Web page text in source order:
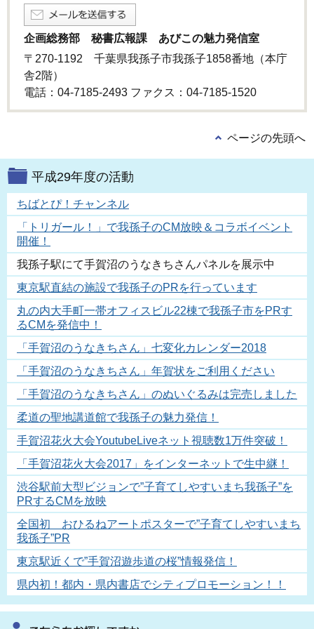
企画総務部 秘書広報課 あびこの魅力発信室
〒270-1192 千葉県我孫子市我孫子1858番地（本庁
舎2階）
電話：04-7185-2493 ファクス：04-7185‐1520
ページの先頭へ
平成29年度の活動
ちばとぴ！チャンネル
「トリガール！」で我孫子のCM放映＆コラボイベント
開催！
我孫子駅にて手賀沼のうなきちさんパネルを展示中
東京駅直結の施設で我孫子のPRを行っています
丸の内大手町一帯オフィスビル22棟で我孫子市をPRす
るCMを発信中！
「手賀沼のうなきちさん」七変化カレンダー2018
「手賀沼のうなきちさん」年賀状をご利用ください
「手賀沼のうなきちさん」のぬいぐるみは完売しました
柔道の聖地講道館で我孫子の魅力発信！
手賀沼花火大会YoutubeLiveネット視聴数1万件突破！
「手賀沼花火大会2017」をインターネットで生中継！
渋谷駅前大型ビジョンで”子育てしやすいまち我孫子”を
PRするCMを放映
全国初 おひるねアートポスターで”子育てしやすいまち
我孫子”PR
東京駅近くで”手賀沼遊歩道の桜”情報発信！
県内初！都内・県内書店でシティプロモーション！！